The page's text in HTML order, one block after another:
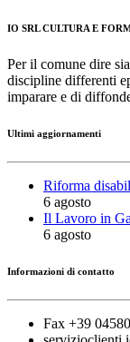
IO SRL CULTURA E
Per il comune dire
discipline differenti
imparare e di
Ultimi aggiornamenti
Riforma
6 agosto
Il Lavoro in
6 agosto
Informazioni di contatto
Fax +39